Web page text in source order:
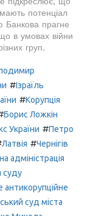
потенціал
Банкова прагне
в умовах війни
груп.
#Ізраїль
#Корупція
Борис Ложкін
України #Петро
Латвія #Чернігів
адміністрація
суду
антикорупційне
суд міста